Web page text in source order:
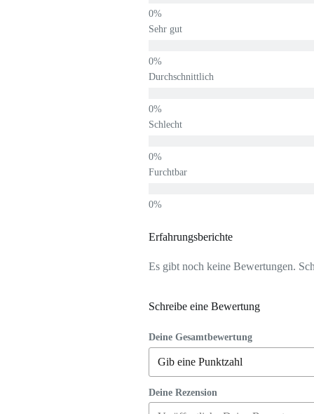
Sehr gut
Durchschnittlich
Schlecht
Furchtbar
Erfahrungsberichte
Es gibt noch keine Bewertungen.
Schreibe eine Bewertung
Deine Gesamtbewertung
Deine Rezension